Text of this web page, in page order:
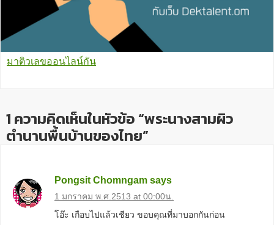
มาติวเลขออนไลน์กัน
1 ความคิดเห็นในหัวข้อ “พระนางสามผิว
ตำนานพื้นบ้านของไทย”
Pongsit Chomngam says
1 มกราคม พ.ศ.2513 at 00:00น.
โอ๊ะ เกือบไปแล้วเชียว ขอบคุณที่มาบอกกันก่อน